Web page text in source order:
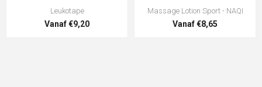
Leukotape
Vanaf €9,20
Massage Lotion Sport - NAQI
Vanaf €8,65